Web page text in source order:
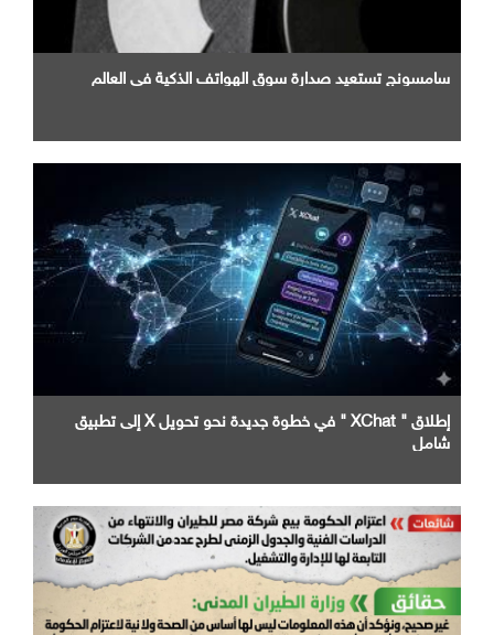
سامسونج تستعيد صدارة سوق الهواتف الذكية في العالم
إطلاق " XChat " في خطوة جديدة نحو تحويل X إلى تطبيق
شامل